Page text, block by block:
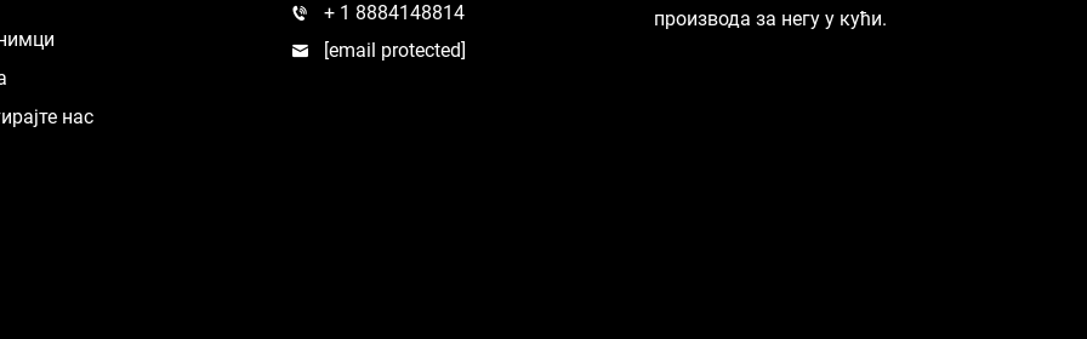
нас
+ 1 8884148814
[email protected]
производа за негу у кући.